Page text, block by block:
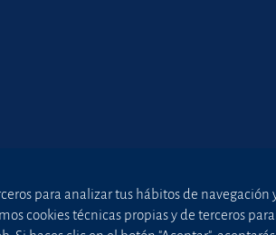
para analizar tus hábitos de
cookies técnicas propias y de terceros